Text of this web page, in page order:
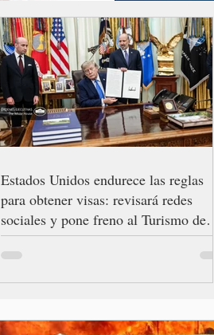
Estados Unidos endurece las reglas
para obtener visas: revisará redes
sociales y pone freno al Turismo de
Nacimiento